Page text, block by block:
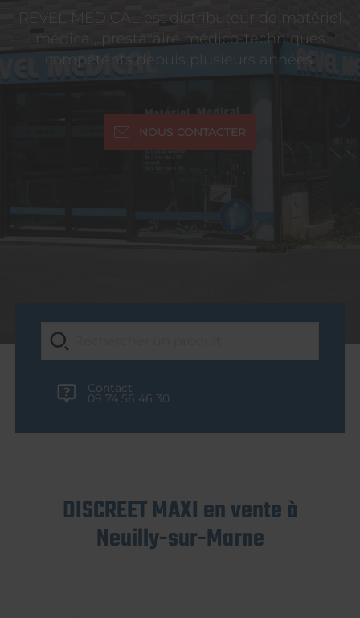
REVEL MEDICAL est distributeur de matériel
médical, prestataire médico-techniques
compétents depuis plusieurs années.
NOUS CONTACTER
Contact
09 74 56 46 30
DISCREET MAXI en vente à
Neuilly-sur-Marne